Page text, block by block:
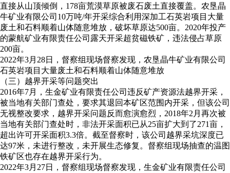
直接从山顶倾倒，178亩荒漠草原被废石废土直接覆盖。农垦晶
牛矿业有限公司10万吨/年开采综合利用深加工石英岩项目大量
废土和石料顺着山体随意堆放，破坏草原达500亩。2020年投产
的蒙航矿业有限责任公司露天开采超贫磁铁矿，违法侵占草原
200亩。
2022年3月28日，督察组现场督察发现，农垦晶牛矿业有限公司
石英岩项目大量废土和石料顺着山体随意堆放
（三）越界开采等问题突出
2016年7月，生金矿业有限责任公司违反矿产资源法越界开采，
被当地有关部门查处，要求其退回本矿区范围内开采，但该公司
无视整改要求，越界开采问题反而愈演愈烈，2018年2月再次被
当地有关部门查处时，非法开采面积已从25亩扩大到了271亩，
超出许可开采面积3.3倍。截至督察时，该公司越界采坑深度已
达97米，未进行整改，未开展生态修复。督察组现场抽查的温图
铁矿区也存在越界开采行为。
2022年3月27日，督察组现场督察发现，生金矿业有限责任公司